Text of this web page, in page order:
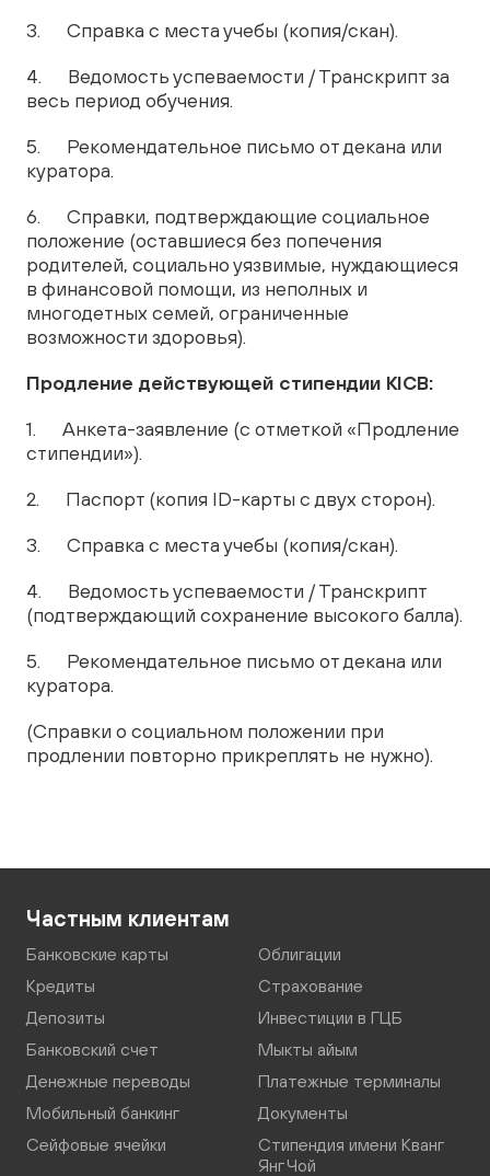
3. Справка с места учебы (копия/скан).
4. Ведомость успеваемости / Транскрипт за
весь период обучения.
5. Рекомендательное письмо от декана или
куратора.
6. Справки, подтверждающие социальное
положение (оставшиеся без попечения
родителей, социально уязвимые, нуждающиеся
в финансовой помощи, из неполных и
многодетных семей, ограниченные
возможности здоровья).
Продление действующей стипендии KICB:
1. Анкета-заявление (с отметкой «Продление
стипендии»).
2. Паспорт (копия ID-карты с двух сторон).
3. Справка с места учебы (копия/скан).
4. Ведомость успеваемости / Транскрипт
(подтверждающий сохранение высокого балла).
5. Рекомендательное письмо от декана или
куратора.
(Справки о социальном положении при
продлении повторно прикреплять не нужно).
Частным клиентам
Банковские карты
Кредиты
Депозиты
Банковский счет
Денежные переводы
Мобильный банкинг
Сейфовые ячейки
Облигации
Страхование
Инвестиции в ГЦБ
Мыкты айым
Платежные терминалы
Документы
Стипендия имени Кванг
Янг Чой